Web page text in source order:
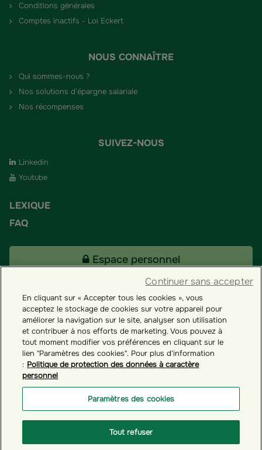
Conditions générales
Comptes inactifs - Loi Eckert
NOUS CONNAÎTRE
Qui sommes-nous ?
Nos solutions d’épargne salariale
Nos récompenses
SUIVEZ-NOUS
Linkedin
Youtube
LEXIQUE
FAQ
Espace personnel
Tous nos fonds
Contact
Groupama ES
Paramètres des cookies
En cliquant sur « Accepter tous les cookies », vous
acceptez le stockage de cookies sur votre appareil pour
améliorer la navigation sur le site, analyser son utilisation
et contribuer à nos efforts de marketing. Vous pouvez à
tout moment modifier vos préférences en cliquant sur le
lien "Paramètres des cookies". Pour plus d'information
: Politique de protection des données à caractère
personnel
Paramètres des cookies
Tout refuser
Continuer sans accepter